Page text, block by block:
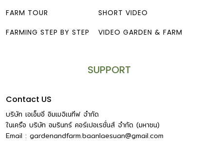
FARM TOUR
FARMING STEP BY STEP
SHORT VIDEO
VIDEO GARDEN & FARM
SUPPORT
Contact US
บริษัท เอเอ็มอี อิมเมจิเนทีฟ จำกัด
ในเครือ บริษัท อมรินทร์ คอร์เปอเรชั่นส์ จำกัด (มหาชน)
Email : gardenandfarm.baanlaesuan@gmail.com